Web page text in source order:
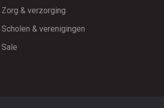
Zorg & verzorging
Scholen & verenigingen
Sale